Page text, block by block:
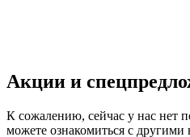
Акции и
К сожалению, сейчас у нас нет
можете ознакомиться с